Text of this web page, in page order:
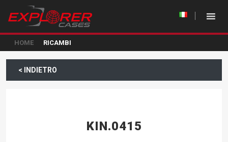
HOME RICAMBI
< INDIETRO
KIN.0415